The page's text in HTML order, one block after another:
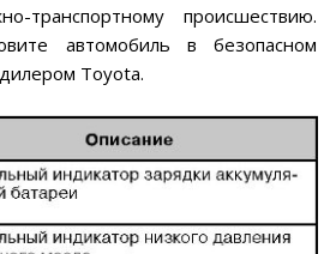
транспортному происшествию.
автомобиль в безопасном
Toyota.